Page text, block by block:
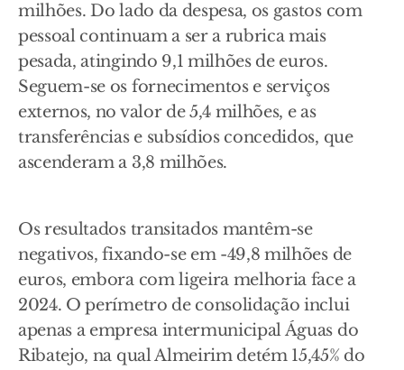
milhões. Do lado da despesa, os gastos com
pessoal continuam a ser a rubrica mais
pesada, atingindo 9,1 milhões de euros.
Seguem-se os fornecimentos e serviços
externos, no valor de 5,4 milhões, e as
transferências e subsídios concedidos, que
ascenderam a 3,8 milhões.
Os resultados transitados mantêm-se
negativos, fixando-se em -49,8 milhões de
euros, embora com ligeira melhoria face a
2024. O perímetro de consolidação inclui
apenas a empresa intermunicipal Águas do
Ribatejo, na qual Almeirim detém 15,45% do